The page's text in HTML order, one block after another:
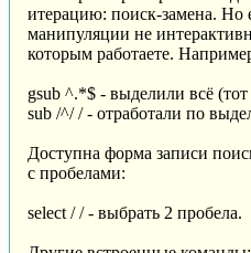
итерацию: поиск-замена. Но
манипуляции не
которым работаете.
gsub ^.*$ - выделили всё
sub /^/ / - отработали по
Доступна форма записи
с пробелами:
select / / - выбрать 2 пробела.